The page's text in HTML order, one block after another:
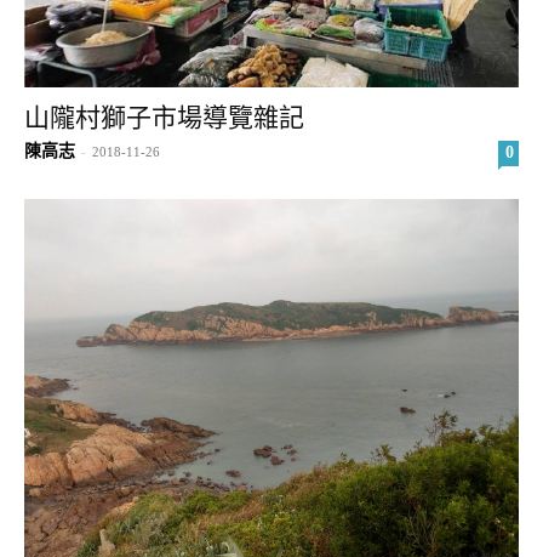
山隴村獅子市場導覽雜記
陳高志 - 2018-11-26 0